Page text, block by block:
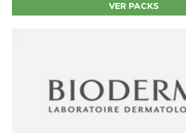
VER PACKS